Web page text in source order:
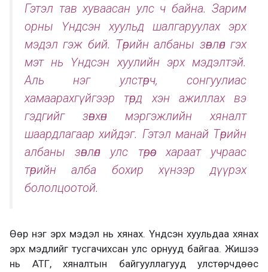
Гэтэл тав хуваасан улс ч байна. Зарим
орны Үндсэн хуульд шалгаруулах эрх
мэдэл гэж бий. Төрийн албаны зөвлөл гэх
мэт нь Үндсэн хуулийн эрх мэдэлтэй.
Аль нэг улстөрч, сонгуулиас
хамаарахгүйгээр төрд хэн ажиллах вэ
гэдгийг зөвхөн мэргэжлийн хяналт
шаардлагаар хийдэг. Гэтэл манай Төрийн
албаны зөвлөл улс төрөөс хараат учраас
төрийн алба бохир хүнээр дүүрэх
бололцоотой.
Өөр нэг эрх мэдэл нь хянах. Үндсэн хуульдаа хянах
эрх мэдлийг тусгачихсан улс орнууд байгаа. Жишээ
нь АТГ, хяналтын байгууллагууд улстөрчдөөс